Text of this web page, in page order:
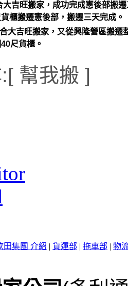
吉旺搬家，成功完成憲後部搬
櫃搬遷憲後部，搬遷三天完成。
大吉旺搬家，又從興隆營區搬遷
尺貨櫃。
幫我搬 ]
田集團 介紹 | 貨運部 | 拖車部 | 物